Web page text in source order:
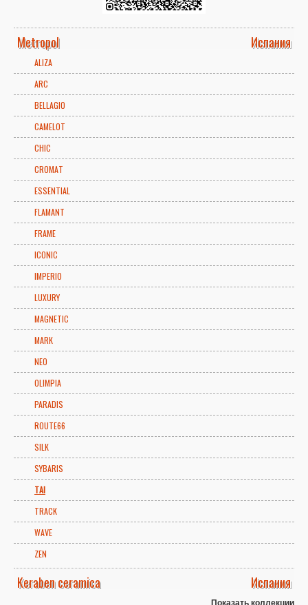
Metropol Испания
ALIZA
ARC
BELLAGIO
CAMELOT
CHIC
CROMAT
ESSENTIAL
FLAMANT
FRAME
ICONIC
IMPERIO
LUXURY
MAGNETIC
MARK
NEO
OLIMPIA
PARADIS
ROUTE66
SILK
SYBARIS
TAI
TRACK
WAVE
ZEN
Keraben ceramica Испания
Показать коллекции